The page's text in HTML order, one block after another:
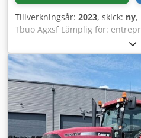
Tillverkningsår: 2023, skick: ny,
Tbuo Agxsf Lämplig för:
Lastutrymme: 500 l Garanti: 6